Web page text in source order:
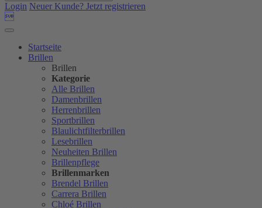
Login Neuer Kunde? Jetzt registrieren

Startseite
Brillen
Brillen
Kategorie
Alle Brillen
Damenbrillen
Herrenbrillen
Sportbrillen
Blaulichtfilterbrillen
Lesebrillen
Neuheiten Brillen
Brillenpflege
Brillenmarken
Brendel Brillen
Carrera Brillen
Chloé Brillen